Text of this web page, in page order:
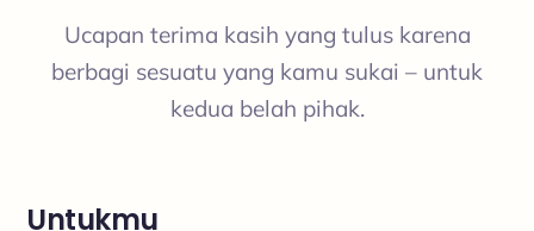
Ucapan terima kasih yang tulus karena
berbagi sesuatu yang kamu sukai – untuk
kedua belah pihak.
Untukmu